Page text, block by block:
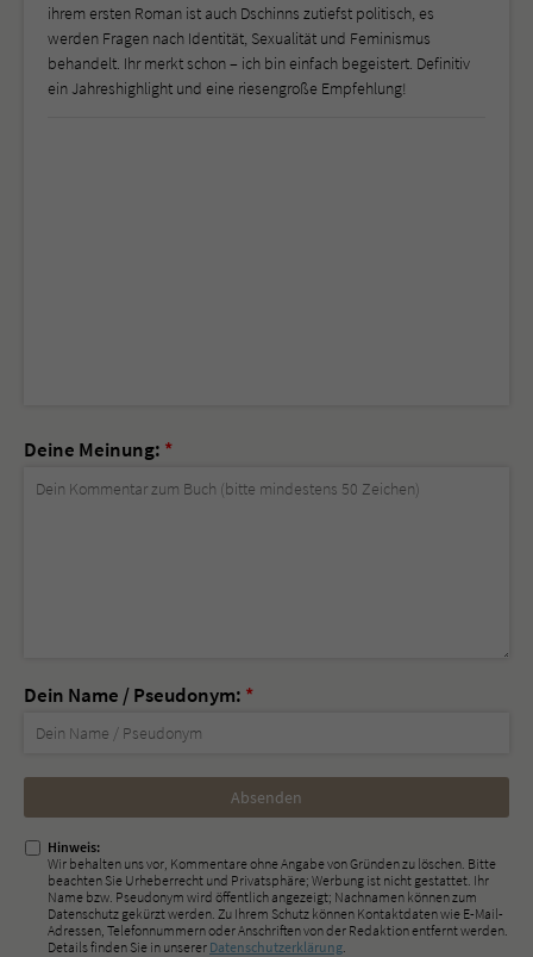
ihrem ersten Roman ist auch Dschinns zutiefst politisch, es
werden Fragen nach Identität, Sexualität und Feminismus
behandelt. Ihr merkt schon – ich bin einfach begeistert. Definitiv
ein Jahreshighlight und eine riesengroße Empfehlung!
Deine Meinung: *
Dein Name / Pseudonym: *
Nicht
ausfüllen!
Hinweis:
Wir behalten uns vor, Kommentare ohne Angabe von Gründen zu löschen. Bitte
beachten Sie Urheberrecht und Privatsphäre; Werbung ist nicht gestattet. Ihr
Name bzw. Pseudonym wird öffentlich angezeigt; Nachnamen können zum
Datenschutz gekürzt werden. Zu Ihrem Schutz können Kontaktdaten wie E-Mail-
Adressen, Telefonnummern oder Anschriften von der Redaktion entfernt werden.
Details finden Sie in unserer Datenschutzerklärung